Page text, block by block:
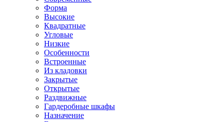
Форма
Высокие
Квадратные
Угловые
Низкие
Особенности
Встроенные
Из кладовки
Закрытые
Открытые
Раздвижные
Гардеробные шкафы
Назначение